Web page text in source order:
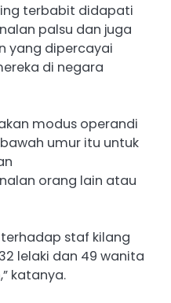
terbabit didapati
palsu dan juga
yang dipercayai
di negara
modus operandi
umur itu untuk
orang lain atau
staf kilang
lelaki dan 49 wanita
katanya.